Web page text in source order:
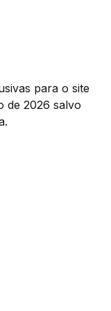
para o site
de 2026 salvo